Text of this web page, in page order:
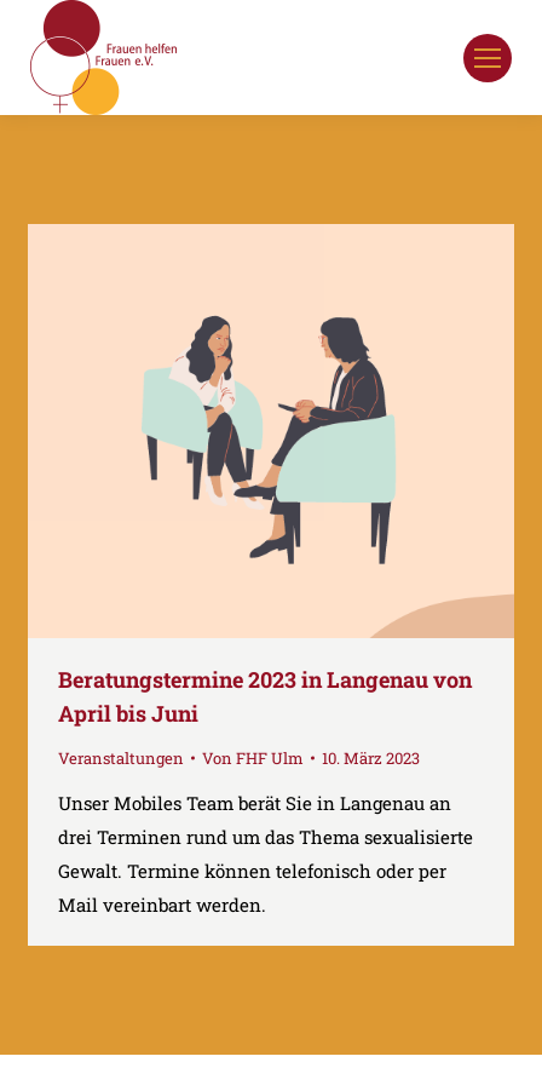
Beratungstermine 2023 in Langenau von
April bis Juni
Veranstaltungen Von FHF Ulm 10. März 2023
Unser Mobiles Team berät Sie in Langenau an
drei Terminen rund um das Thema sexualisierte
Gewalt. Termine können telefonisch oder per
Mail vereinbart werden.